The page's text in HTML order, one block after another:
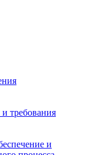
требования
и